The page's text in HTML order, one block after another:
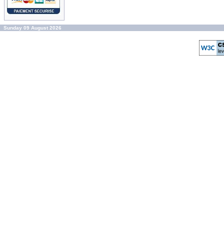
Sunday 09 August 2026